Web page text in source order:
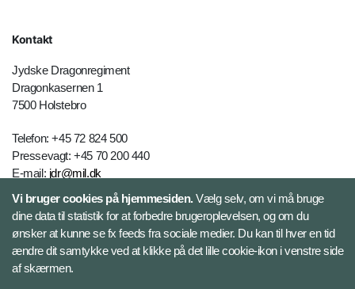
Kontakt
Jydske Dragonregiment
Dragonkasernen 1
7500 Holstebro
Telefon: +45 72 824 500
Pressevagt: +45 70 200 440
E-mail: jdr@mil.dk
Databeskyttelse
Følg Jydske Dragonregiment
Vi bruger cookies på hjemmesiden.Vælg selv, om vi må bruge
dine data til statistik for at forbedre brugeroplevelsen, og om du
ønsker at kunne se fx feeds fra sociale medier. Du kan til hver en tid
ændre dit samtykke ved at klikke på det lille cookie-ikon i venstre side
af skærmen.